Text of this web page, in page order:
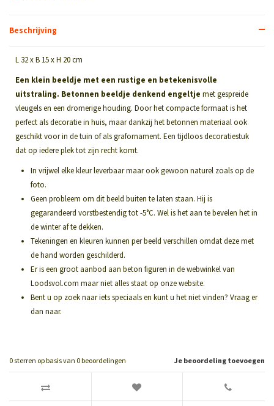
Beschrijving
L 32 x B 15 x H 20 cm
Een klein beeldje met een rustige en betekenisvolle
uitstraling. Betonnen beeldje denkend engeltje met gespreide
vleugels en een dromerige houding. Door het compacte formaat is het
perfect als decoratie in huis, maar dankzij het betonnen materiaal ook
geschikt voor in de tuin of als grafornament. Een tijdloos decoratiestuk
dat op iedere plek tot zijn recht komt.
In vrijwel elke kleur leverbaar maar ook gewoon naturel zoals op de
foto.
Geen probleem om dit beeld buiten te laten staan. Hij is
gegarandeerd vorstbestendig tot -5°C. Wel is het aan te bevelen het in
de winter af te dekken.
Tekeningen en kleuren kunnen per beeld verschillen omdat deze met
de hand worden geschilderd.
Er is een groot aanbod aan beton figuren in de webwinkel van
Loodsvol.com maar niet alles staat op onze website.
Bent u op zoek naar iets speciaals en kunt u het niet vinden? Vraag er
dan naar.
Je beoordeling toevoegen
0 sterren op basis van 0beoordelingen